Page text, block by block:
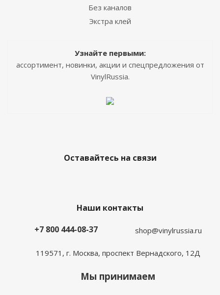
Без каналов
Экстра клей
Узнайте первыми:
ассортимент, новинки, акции и спецпредложения от
VinylRussia.
Оставайтесь на связи
Наши контакты
+7 800 444-08-37
shop@vinylrussia.ru
119571, г. Москва, проспект Вернадского, 12Д
Мы принимаем